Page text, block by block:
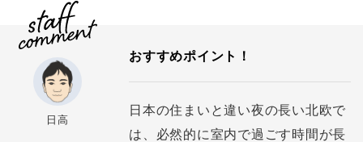
日高
おすすめポイント！
日本の住まいと違い夜の長い北欧で
は、必然的に室内で過ごす時間が長